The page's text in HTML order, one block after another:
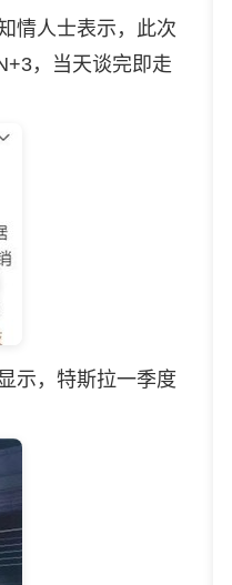
情人士表示，此次
，当天谈完即走
示，特斯拉一季度